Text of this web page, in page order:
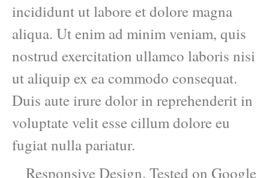
incididunt ut labore et dolore magna
aliqua. Ut enim ad minim veniam, quis
nostrud exercitation ullamco laboris nisi
ut aliquip ex ea commodo consequat.
Duis aute irure dolor in reprehenderit in
voluptate velit esse cillum dolore eu
fugiat nulla pariatur.
Responsive Design. Tested on Google